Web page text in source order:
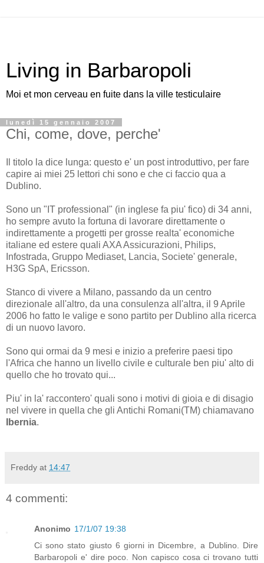
Living in Barbaropoli
Moi et mon cerveau en fuite dans la ville testiculaire
lunedì 15 gennaio 2007
Chi, come, dove, perche'
Il titolo la dice lunga: questo e' un post introduttivo, per fare
capire ai miei 25 lettori chi sono e che ci faccio qua a
Dublino.
Sono un "IT professional" (in inglese fa piu' fico) di 34 anni,
ho sempre avuto la fortuna di lavorare direttamente o
indirettamente a progetti per grosse realta' economiche
italiane ed estere quali AXA Assicurazioni, Philips,
Infostrada, Gruppo Mediaset, Lancia, Societe' generale,
H3G SpA, Ericsson.
Stanco di vivere a Milano, passando da un centro
direzionale all'altro, da una consulenza all'altra, il 9 Aprile
2006 ho fatto le valige e sono partito per Dublino alla ricerca
di un nuovo lavoro.
Sono qui ormai da 9 mesi e inizio a preferire paesi tipo
l'Africa che hanno un livello civile e culturale ben piu' alto di
quello che ho trovato qui...
Piu' in la' raccontero' quali sono i motivi di gioia e di disagio
nel vivere in quella che gli Antichi Romani(TM) chiamavano
Ibernia.
Freddy at 14:47
4 commenti:
Anonimo 17/1/07 19:38
Ci sono stato giusto 6 giorni in Dicembre, a Dublino. Dire
Barbaropoli e' dire poco. Non capisco cosa ci trovano tutti